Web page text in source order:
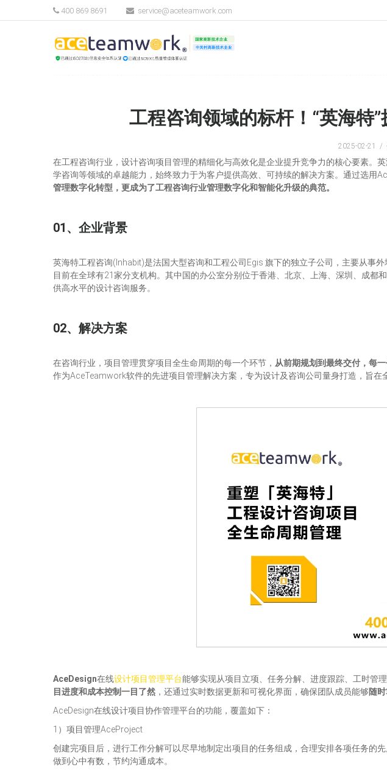
400 869 8691 service@aceteamwork.com
工程咨询领域的标杆！“英海特
2025-02-21
在工程咨询行业，设计咨询项目管理的精细化与高效化是企业提升竞争力的核心要素。
学咨询等领域的卓越能力，始终致力于为客户提供高效、可持续的解决方案。通过选用
管理数字化转型，更成为了工程咨询行业管理数字化和智能化升级的典范。
01、企业背景
英海特工程咨询(Inhabit)是法国大型咨询和工程公司Egis 旗下的独立子公司，主要从事
目前在全球有21家分支机构。其中国的办公室分别位于香港、北京、上海、深圳、成
供高水平的设计咨询服务。
02、解决方案
在咨询行业，项目管理贯穿项目全生命周期的每一个环节， 从前期规划到最终交付，每
作为AceTeamwork软件的先进项目管理解决方案，专为设计及咨询公司量身打造，旨在
AceDesign在线设计项目管理平台能够实现从项目立项、任务分解、进度跟踪、工时管
目进度和成本控制一目了然 ，还通过实时数据更新和可视化界面，确保团队成员能够随
AceDesign在线设计项目协作管理平台的功能，覆盖如下：
1）项目管理AceProject
创建完项目后，进行工作分解可以尽早地制定出项目的任务组成，合理安排各项任务的
做到心中有数，节约沟通成本。